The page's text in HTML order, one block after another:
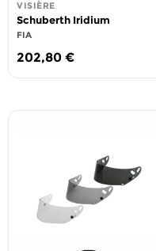
VISIÈRE
Schuberth Iridium
FIA
202,80 €